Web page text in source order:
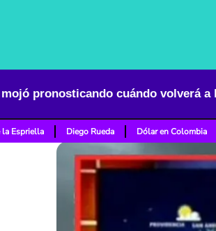
la Espriella Diego Rueda Dólar en Colombia